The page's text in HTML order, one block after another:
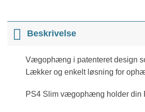
Beskrivelse
Vægophæng i patenteret design
Lækker og enkelt løsning for
PS4 Slim vægophæng holder din